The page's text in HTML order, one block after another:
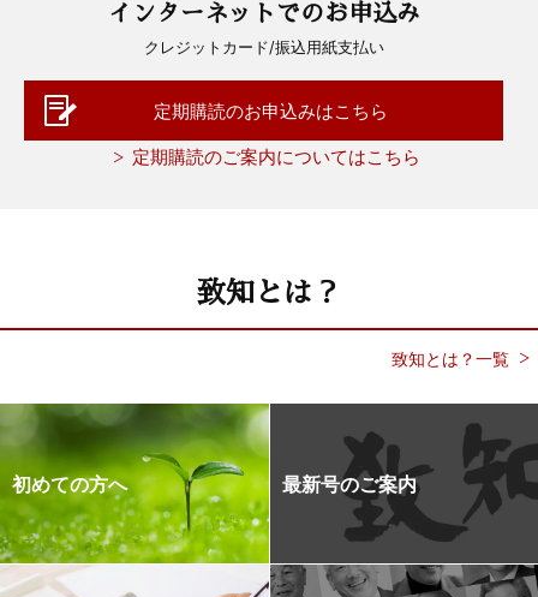
インターネットでのお申込み
クレジットカード/振込用紙支払い
定期購読のお申込みはこちら
定期購読のご案内についてはこちら
致知とは？
致知とは？一覧
初めての方へ 最新号のご案内